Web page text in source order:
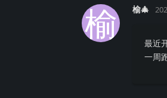
榆 榆🎄
最近
一周